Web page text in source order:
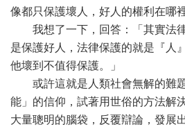
像都只保護壞人，好人的權利在哪裡
我想了一下，回答：「其實法
是保護好人，法律保護的就是『人
他壞到不值得保護。」
或許這就是人類社會無解的難
能」的信仰，試著用世俗的方法解
大量聰明的腦袋，反覆辯論，發展